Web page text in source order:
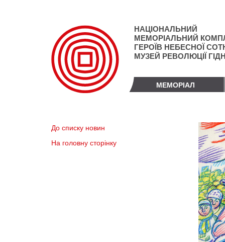
НАЦІОНАЛЬНИЙ
МЕМОРІАЛЬНИЙ
ГЕРОЇВ НЕБЕСНОЇ
МУЗЕЙ РЕВОЛЮЦІЇ
МЕМОРІАЛ
До списку новин
На головну сторінку